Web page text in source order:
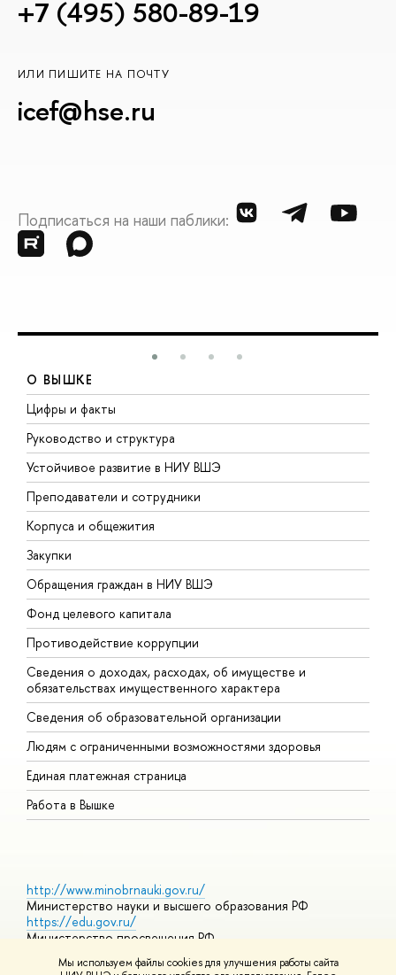
Мы используем файлы cookies для улучшения работы сайта
+7 (495) 580-89-19
ИЛИ ПИШИТЕ НА ПОЧТУ
icef@hse.ru
Подписаться на наши паблики:
О ВЫШКЕ
Цифры и факты
Руководство и структура
Устойчивое развитие в НИУ ВШЭ
Преподаватели и сотрудники
Корпуса и общежития
Закупки
Обращения граждан в НИУ ВШЭ
Фонд целевого капитала
Противодействие коррупции
Сведения о доходах, расходах, об имуществе и
обязательствах имущественного характера
Сведения об образовательной организации
Людям с ограниченными возможностями здоровья
Единая платежная страница
Работа в Вышке
http://www.minobrnauki.gov.ru/
Министерство науки и высшего образования РФ
https://edu.gov.ru/
Министерство просвещения РФ
https://elearning.hse.ru/mooc
Массовые открытые онлайн-курсы